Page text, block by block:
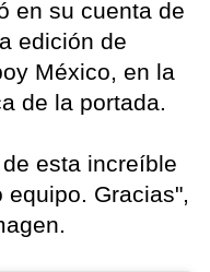
en su cuenta de
edición de
México, en la
de la portada.
esta increíble
Gracias",